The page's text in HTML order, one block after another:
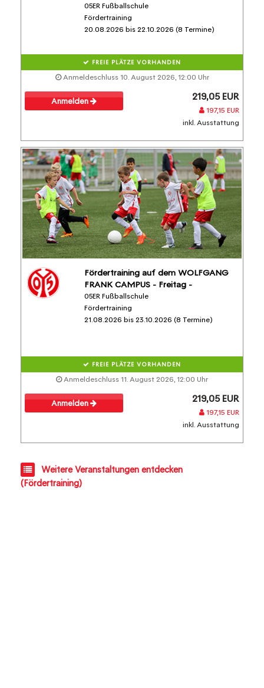
05ER Fußballschule
Fördertraining
20.08.2026 bis 22.10.2026 (8 Termine)
FREIE PLÄTZE VORHANDEN
Anmeldeschluss 10. August 2026, 12:00 Uhr
Anmelden 219,05 EUR
197,15 EUR
inkl. Ausstattung
Fördertraining auf dem WOLFGANG
FRANK CAMPUS - Freitag -
05ER Fußballschule
Fördertraining
21.08.2026 bis 23.10.2026 (8 Termine)
FREIE PLÄTZE VORHANDEN
Anmeldeschluss 11. August 2026, 12:00 Uhr
Anmelden 219,05 EUR
197,15 EUR
inkl. Ausstattung
Weitere Veranstaltungen entdecken
(Fördertraining)